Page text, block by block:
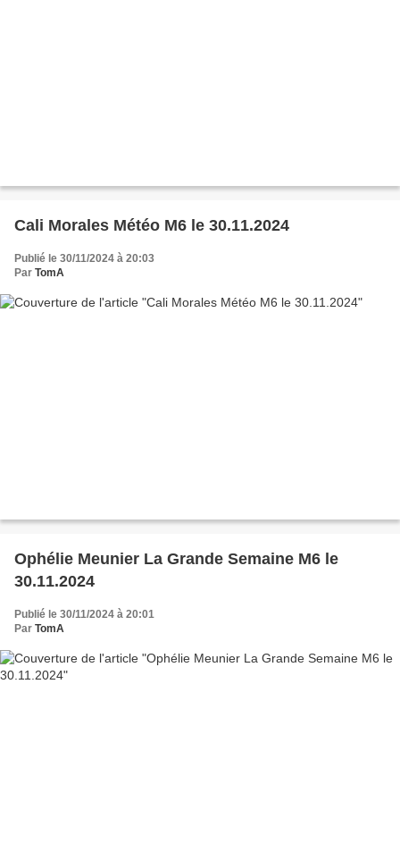
Cali Morales Météo M6 le 30.11.2024
Publié le 30/11/2024 à 20:03
Par TomA
Ophélie Meunier La Grande Semaine M6 le
30.11.2024
Publié le 30/11/2024 à 20:01
Par TomA